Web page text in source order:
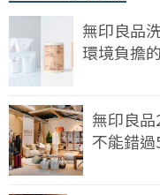
無印良品
環境負擔
無印良
不能錯